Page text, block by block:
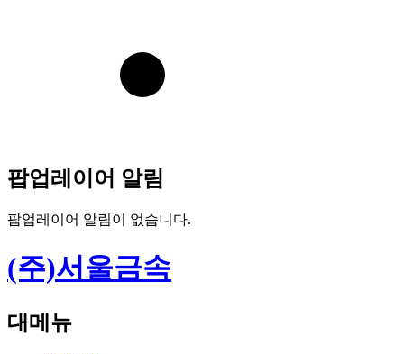
팝업레이어 알림
팝업레이어 알림이 없습니다.
(주)서울금속
대메뉴